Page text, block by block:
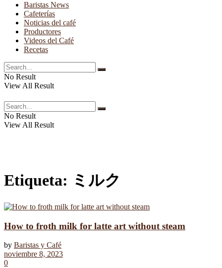
Baristas News
Cafeterías
Noticias del café
Productores
Videos del Café
Recetas
No Result
View All Result
No Result
View All Result
Etiqueta: ミルク
How to froth milk for latte art without steam
by Baristas y Café
noviembre 8, 2023
0